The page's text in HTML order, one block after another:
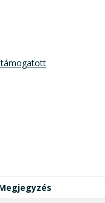
támogatott